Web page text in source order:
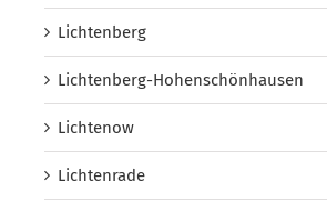
Lichtenberg
Lichtenberg-Hohenschönhausen
Lichtenow
Lichtenrade